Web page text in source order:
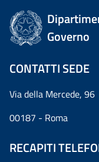
Governo
CONTATTI SEDE
Via della Mercede, 96
00187 - Roma
RECAPITI